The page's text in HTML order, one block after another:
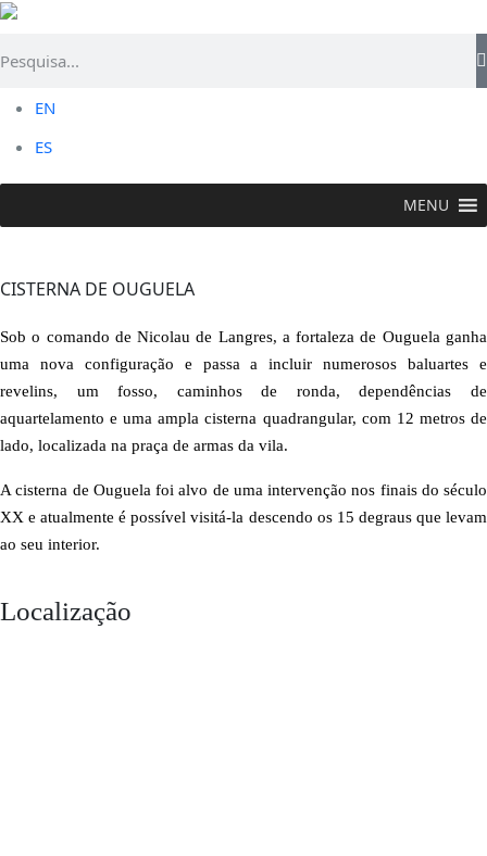
EN
ES
MENU
CISTERNA DE OUGUELA
Sob o comando de Nicolau de Langres, a fortaleza de Ouguela ganha
uma nova configuração e passa a incluir numerosos baluartes e
revelins, um fosso, caminhos de ronda, dependências de
aquartelamento e uma ampla cisterna quadrangular, com 12 metros de
lado, localizada na praça de armas da vila.
A cisterna de Ouguela foi alvo de uma intervenção nos finais do século
XX e atualmente é possível visitá-la descendo os 15 degraus que levam
ao seu interior.
Localização